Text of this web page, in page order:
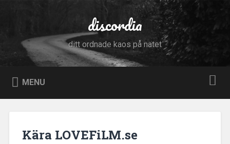
discordia
ditt ordnade kaos på nätet
MENU
Kära LOVEFiLM.se